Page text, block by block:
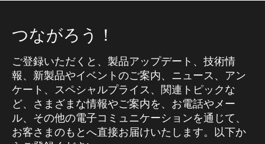
つながろう！
ご登録いただくと、製品アップデート、技術情
報、新製品やイベントのご案内、ニュース、アン
ケート、スペシャルプライス、関連トピックな
ど、さまざまな情報やご案内を、お電話やメー
ル、その他の電子コミュニケーションを通じて、
お客さまのもとへ直接お届けいたします。以下か